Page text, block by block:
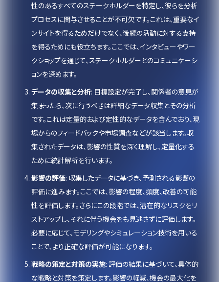
性のあるすべてのステークホルダーを特定し、彼らを分析
プロセスに関与させることが不可欠です。これは、重要なイ
ンサイトを得るためだけでなく、後続の活動に対する支持
を得るためにも役立ちます。ここでは、インタビューやワー
クショップを通じて、ステークホルダーとのコミュニケーシ
ョンを深めます。
データの収集と分析: 目標設定が完了し、関係者の意見が
集まったら、次に行うべきは詳細なデータ収集とその分析
です。これは定量的および定性的なデータを含んでおり、現
場からのフィードバックや市場調査などが該当します。収
集されたデータは、影響の性質を深く理解し、定量化する
ために統計解析を行います。
影響の評価: 収集したデータに基づき、予測される影響の
評価に進みます。ここでは、影響の程度、頻度、改善の可能
性を評価します。さらにこの段階では、潜在的なリスクをリ
ストアップし、それに伴う機会をも見逃さずに評価します。
必要に応じて、モデリングやシミュレーション技術を用いる
ことで、より正確な評価が可能になります。
戦略の策定と対策の実施: 評価の結果に基づいて、具体的
な戦略と対策を策定します。影響の軽減、機会の最大化を